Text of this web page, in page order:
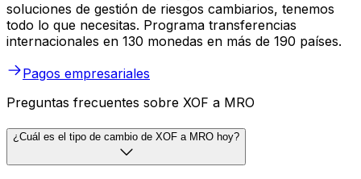
soluciones de gestión de riesgos cambiarios, tenemos
todo lo que necesitas. Programa transferencias
internacionales en 130 monedas en más de 190 países.
Pagos empresariales
Preguntas frecuentes sobre XOF a MRO
¿Cuál es el tipo de cambio de XOF a MRO hoy?